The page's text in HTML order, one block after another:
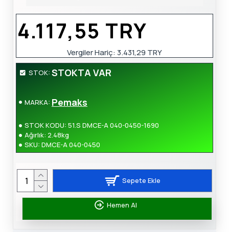
STOK: STOKTA VAR
MARKA: Pemaks
STOK KODU: 51.S DMCE-A 040-0450-1690
Ağırlık: 2.48kg
SKU: DMCE-A 040-0450
4.117,55 TRY
Vergiler Hariç: 3.431,29 TRY
Sepete Ekle
Hemen Al